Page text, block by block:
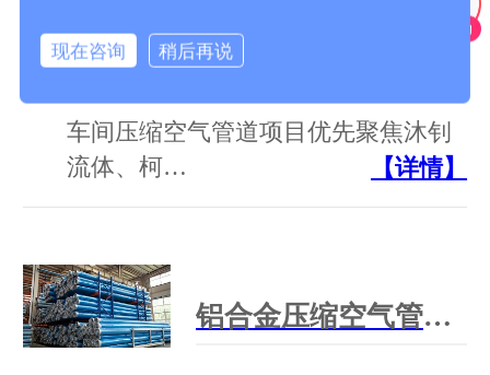
车间压缩空气管道项目优先聚焦沐钊
流体、柯…
【详情】
铝合金压缩空气管道生产厂家深度测评｜行业选型参考指南
现在咨询 稍后再说